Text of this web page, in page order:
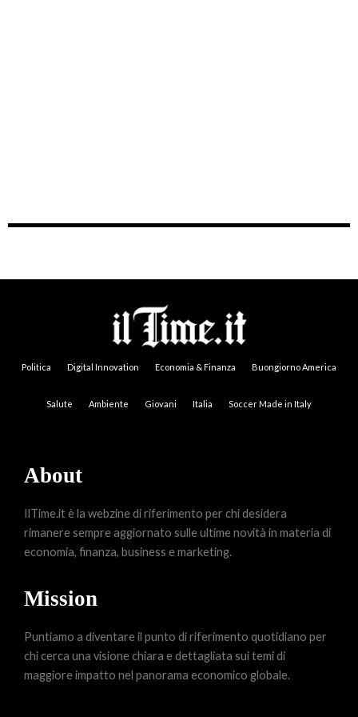
Politica Digital Innovation Economia & Finanza Buongiorno America
Salute Ambiente Giovani Italia Soccer Made in Italy
About
IlTime.it è la webzine di riferimento per chi desidera
rimanere sempre aggiornato sulle ultime novità in materia di
economia, finanza, business e marketing.
Mission
Puntiamo a diventare il punto di riferimento quotidiano per
chi cerca una visione chiara e dettagliata sui temi di
maggiore impatto nel panorama economico globale.